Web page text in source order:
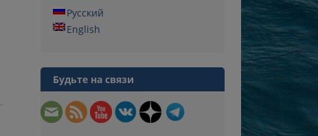
Русский
English
Будьте на связи